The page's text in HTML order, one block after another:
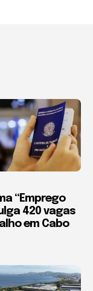
“Emprego
420 vagas
em Cabo